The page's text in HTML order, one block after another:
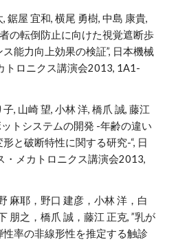
鋸屋 宜和, 横尾 勇樹, 中島 康貴,
の転倒防止に向けた視覚遮断歩
能力向上効果の検証”, 日本機械
トロニクス講演会2013, 1A1-
, 山崎 望, 小林 洋, 橋爪 誠, 藤江
トシステムの開発 -年齢の違い
と破断特性に関する研究-“, 日
・メカトロニクス講演会2013,
麻耶，野口 建彦，小林 洋，白
朋之，橋爪 誠，藤江 正克, ”乳が
率の非線形性を推定する触診